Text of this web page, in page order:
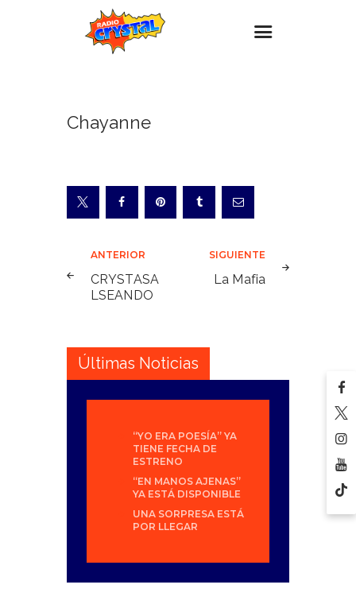
Estaciones
Promociones
Noticias
Contacto
Chayanne
Navegación
de
entradas
ANTERIOR
CRYSTASA
LSEANDO
SIGUIENTE
La Mafia
Últimas Noticias
“YO ERA POESÍA” YA
TIENE FECHA DE
ESTRENO
“EN MANOS AJENAS”
YA ESTÁ DISPONIBLE
UNA SORPRESA ESTÁ
POR LLEGAR